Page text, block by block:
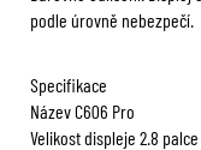
podle úrovně nebezpečí.
Specifikace
Název C606 Pro
Velikost displeje 2.8 palce